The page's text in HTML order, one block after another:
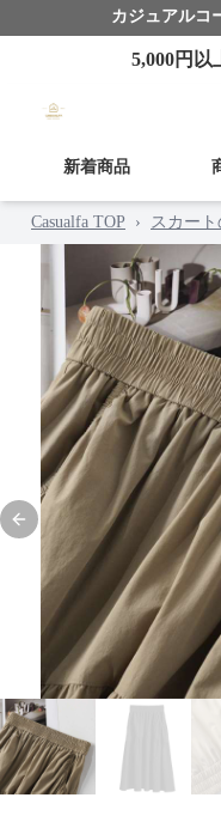
カジュアルコ
5,000円以
新着商品
Casualfa TOP › スカート
Previous slide